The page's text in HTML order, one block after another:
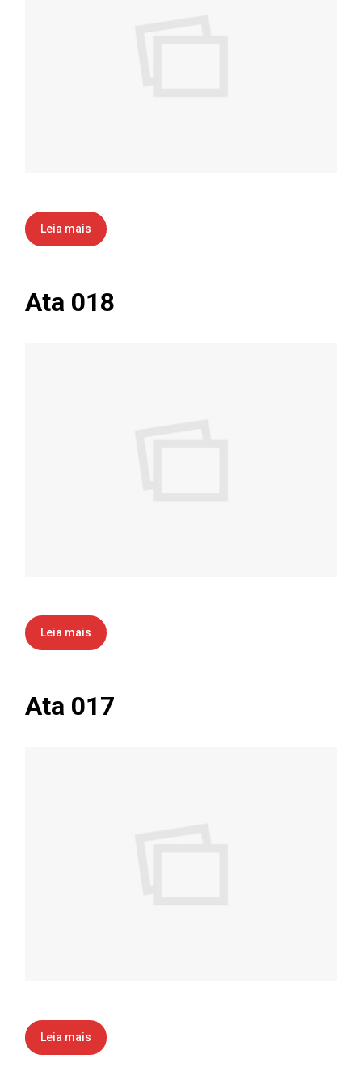
Leia mais
Ata 018
Leia mais
Ata 017
Leia mais